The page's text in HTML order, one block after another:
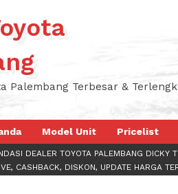
Palembang Terbesar &
Model Unit Pricelist
DEALER TOYOTA PALEMBANG DICKY
CASHBACK, DISKON, UPDATE HARGA